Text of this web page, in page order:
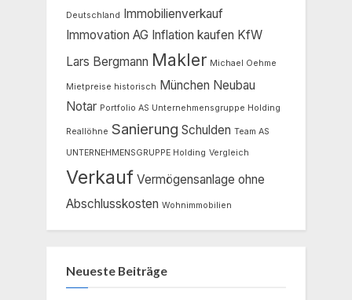
Deutschland Immobilienverkauf
Immovation AG Inflation kaufen KfW
Lars Bergmann Makler Michael Oehme
Mietpreise historisch München Neubau
Notar Portfolio AS Unternehmensgruppe Holding
Reallöhne Sanierung Schulden Team AS
UNTERNEHMENSGRUPPE Holding Vergleich
Verkauf Vermögensanlage ohne
Abschlusskosten Wohnimmobilien
Neueste Beiträge